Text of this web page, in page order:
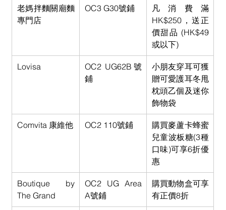
老媽拌麵關廟麵
專門店
OC3 G30號鋪
凡消費滿
HK$250，送正
價甜品 (HK$49
或以下)
Lovisa
OC2 UG62B號
鋪
小朋友穿耳可獲
贈可愛護耳冬甩
枕頭乙個及迷你
飾物袋
Comvita 康維他 OC2 110號鋪
購買麥蘆卡蜂蜜
兒童波板糖(3種
口味)可享6折優
惠
Boutique by
The Grand
OC2 UG Area
A號鋪
購買動物盒可享
有正價8折